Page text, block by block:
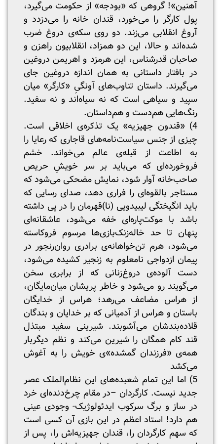
آهنین»! گروهی که «بودجه» از حکومت می‌گیرد،
پول کارگر را می‌خورد، قندان خانه را می‌دزدد و
آروغ انقلابی می‌زند. دو روی سکه‌ی دروغ ضرب
شده‌اند و حالا، این دو همزاد، انقلابیون راهزن و
صاحبان قدرشناس، این هرمزد و اهریمن دروغین
در بافتار داستانی به همان اندازه دروغین جای
می‌گیرند. داستان تناوب‌های آونگیِ «کارگر» میان
سپید و سیاهی است که نه سیاه‌اند و نه سفید.
رنگ‌هایی هم‌دست و هم‌داستان.
4) «قندون جهیزیه» یک تذکره‌ی اخلاقی است.
چیزی از جنس سیاست‌نامه‌های قاجاری که رعایا را
به اطاعت از قبله‌ی عالم می‌خواند. خشم
فروخورده‌ای که می‌باید بر سر خویشِ حریص
صاحب‌خانه آوار شود، نمایش مضحکی می‌شود که
مستاجر بالقوه‌ای را فراری دهد، صدای رسایی که
باید انگیختگی لیبیدویی (نا)قهرمان را در پی داشته
باشد با موکت‌پاره‌ای خفه می‌شود، عاشقانه‌ای
پنهان تا حد خاله‌زنک‌بازی‌ها مرسوم فروکاسته
می‌شود، هرم تن‌خواهانه‌ی برادری روان‌رنجور در
پیمان ازدواجی نامعلوم به زنجیر کشیده می‌شود،
دست آلوده‌ی دروغ‌زنانی که از برابری سخن
می‌گویند رو می‌شود و خاطر پریشان میان‌مایگان،
از هراس مضاعف می‌رهد؛ هراس از خدایگان
باستان و هراس از آدمیانی که بر خدایان و بندگان
قلاده‌بندشان می‌آشوبند. شیرینی سفید مبتذل
قند کام همگان را شیرین می‌کند و نظم دیگربار
همه‌ی «فرزندان گمشده»ی خویش را به آغوش
می‌کشد
5) اما این تمام شعبده‌های این نظام‌الملک عصر
جدید نیست. کارگردان –در مقام چرخ‌دنده‌ای خرد
در ساز و برگ سرکوب ایدئولوژیک- وجودی عینی
هم دارد! استاد اعظم در این بازی آن کسی است
که سهم کارگردان را، قندان جهیزیه‌اش را، پس از